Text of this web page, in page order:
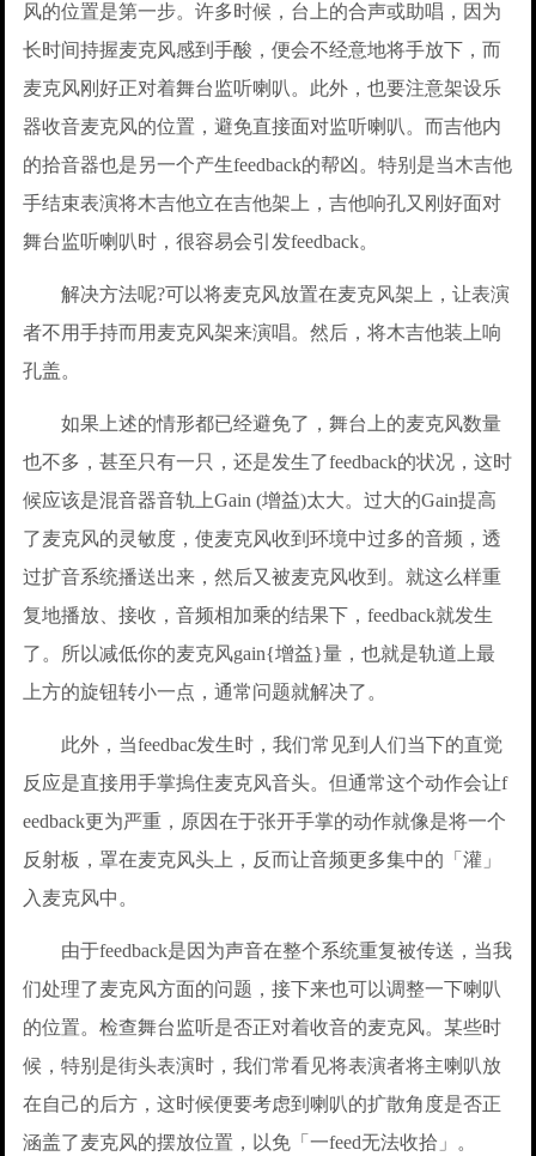
风的位置是第一步。许多时候，台上的合声或助唱，因为
长时间持握麦克风感到手酸，便会不经意地将手放下，而
麦克风刚好正对着舞台监听喇叭。此外，也要注意架设乐
器收音麦克风的位置，避免直接面对监听喇叭。而吉他内
的拾音器也是另一个产生feedback的帮凶。特别是当木吉他
手结束表演将木吉他立在吉他架上，吉他响孔又刚好面对
舞台监听喇叭时，很容易会引发feedback。
解决方法呢?可以将麦克风放置在麦克风架上，让表演
者不用手持而用麦克风架来演唱。然后，将木吉他装上响
孔盖。
如果上述的情形都已经避免了，舞台上的麦克风数量
也不多，甚至只有一只，还是发生了feedback的状况，这时
候应该是混音器音轨上Gain (增益)太大。过大的Gain提高
了麦克风的灵敏度，使麦克风收到环境中过多的音频，透
过扩音系统播送出来，然后又被麦克风收到。就这么样重
复地播放、接收，音频相加乘的结果下，feedback就发生
了。所以减低你的麦克风gain{增益}量，也就是轨道上最
上方的旋钮转小一点，通常问题就解决了。
此外，当feedbac发生时，我们常见到人们当下的直觉
反应是直接用手掌摀住麦克风音头。但通常这个动作会让f
eedback更为严重，原因在于张开手掌的动作就像是将一个
反射板，罩在麦克风头上，反而让音频更多集中的「灌」
入麦克风中。
由于feedback是因为声音在整个系统重复被传送，当我
们处理了麦克风方面的问题，接下来也可以调整一下喇叭
的位置。检查舞台监听是否正对着收音的麦克风。某些时
候，特别是街头表演时，我们常看见将表演者将主喇叭放
在自己的后方，这时候便要考虑到喇叭的扩散角度是否正
涵盖了麦克风的摆放位置，以免「一feed无法收拾」。